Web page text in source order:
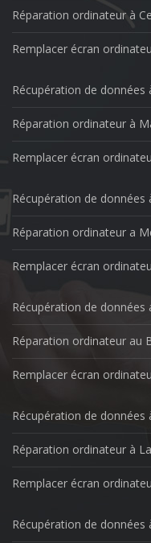
Réparation ordinateur à
Remplacer écran
Récupération de données
Réparation ordinateur à
Remplacer écran
Récupération de données
Réparation ordinateur a
Remplacer écran
Récupération de données
Réparation ordinateur au
Remplacer écran
Récupération de données
Réparation ordinateur à
Remplacer écran
Récupération de données